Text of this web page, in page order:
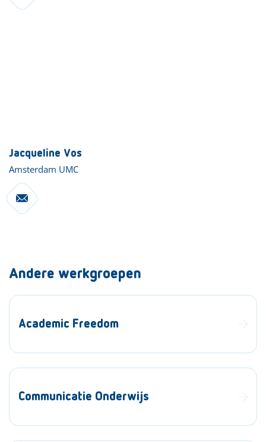
Jacqueline Vos
Amsterdam UMC
Andere werkgroepen
Academic Freedom
Communicatie Onderwijs